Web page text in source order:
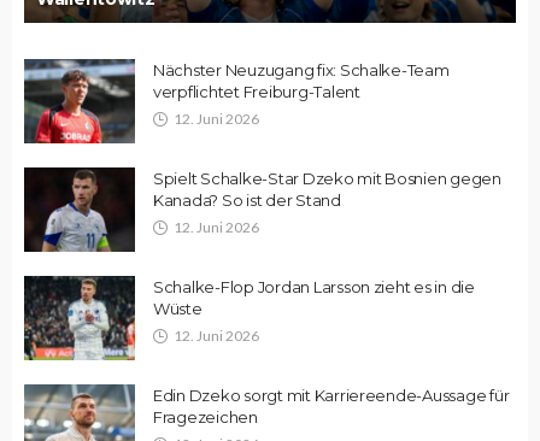
Nächster Neuzugang fix: Schalke-Team
verpflichtet Freiburg-Talent
12. Juni 2026
Spielt Schalke-Star Dzeko mit Bosnien gegen
Kanada? So ist der Stand
12. Juni 2026
Schalke-Flop Jordan Larsson zieht es in die
Wüste
12. Juni 2026
Edin Dzeko sorgt mit Karriereende-Aussage für
Fragezeichen